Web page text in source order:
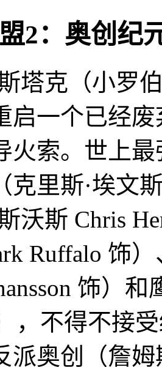
2：奥创纪元
克（小罗伯
启一个已经
火索。世上
克里斯·埃文
沃斯 Chris
Ruffalo 饰
饰）
，不得不接
派奥创（詹姆